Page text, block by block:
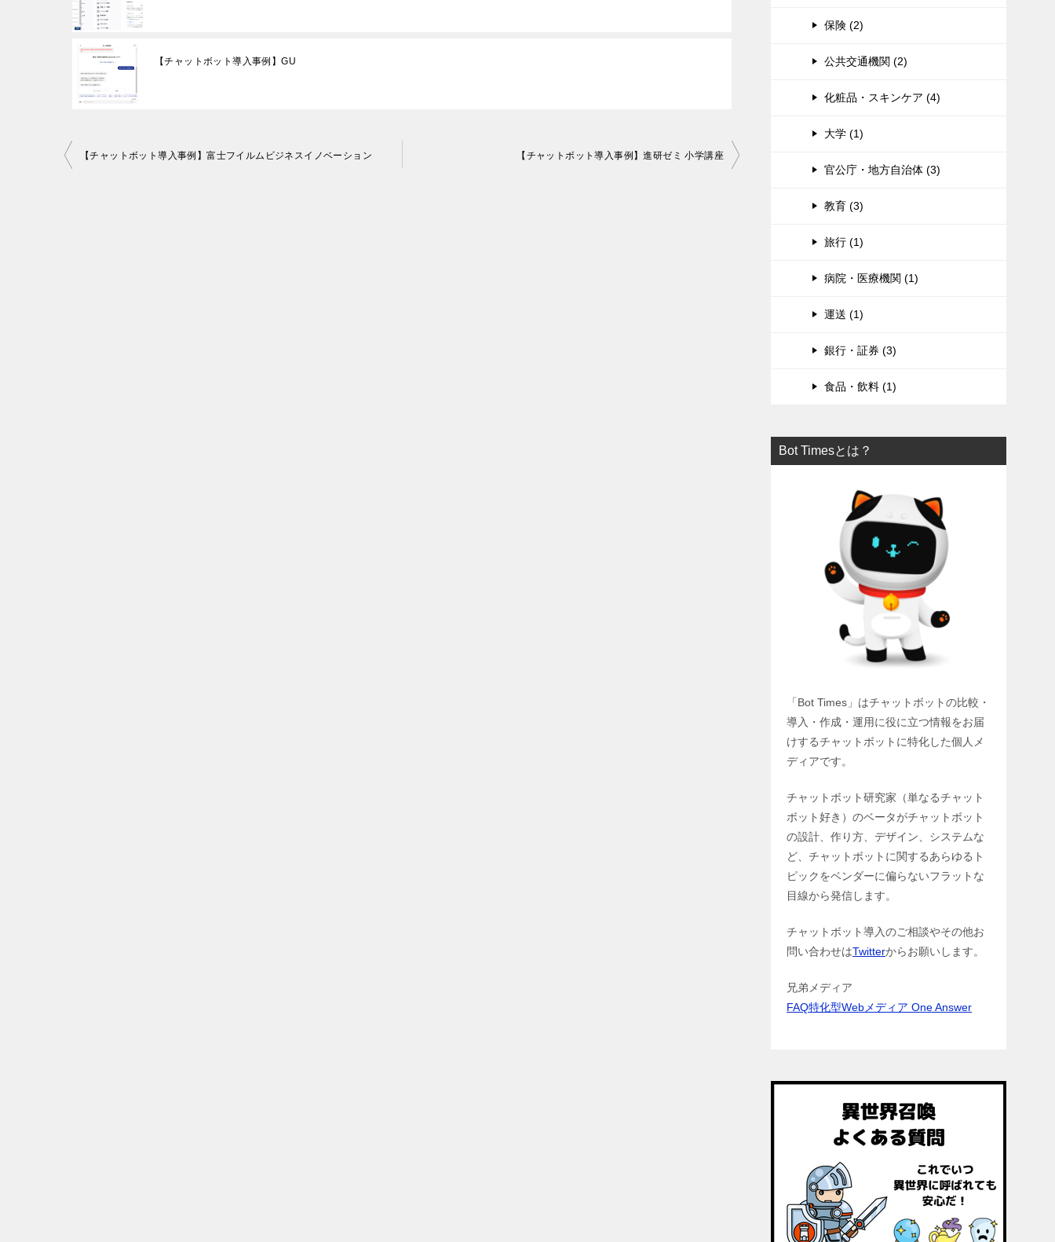
【チャットボット導入事例】GU
Post【チャットボット導入事例】富士フイルムビジネスイノベーション 【チャットボット導入事例】進研ゼミ 小学講座
保険 (2)
公共交通機関 (2)
化粧品・スキンケア (4)
大学 (1)
官公庁・地方自治体 (3)
教育 (3)
旅行 (1)
病院・医療機関 (1)
運送 (1)
銀行・証券 (3)
食品・飲料 (1)
Bot Timesとは？
「Bot Times」はチャットボットの比較・
導入・作成・運用に役に立つ情報をお届
けするチャットボットに特化した個人メ
ディアです。
チャットボット研究家（単なるチャット
ボット好き）のベータがチャットボット
の設計、作り方、デザイン、システムな
ど、チャットボットに関するあらゆるト
ピックをベンダーに偏らないフラットな
目線から発信します。
チャットボット導入のご相談やその他お
問い合わせはTwitterからお願いします。
兄弟メディア
FAQ特化型Webメディア One Answer